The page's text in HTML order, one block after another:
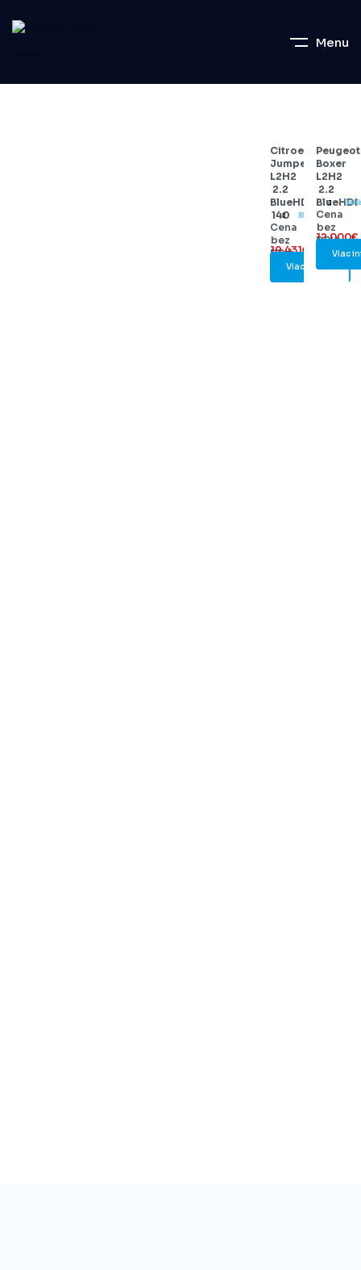
Menu
Citroen
Jumper
L2H2
2.2
BlueHDi
140
Diesel
35000
Cena
bez
DPH:
19.431€
Viac info
Peugeot
Boxer
L2H2
2.2
BlueHDI
Cena
bez
DPH:
12.000€
Viac